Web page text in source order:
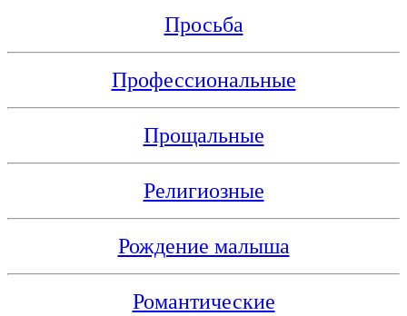
Просьба
Профессиональные
Прощальные
Религиозные
Рождение малыша
Романтические